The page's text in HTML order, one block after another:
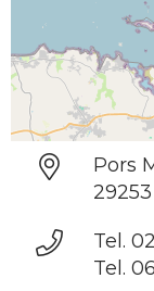
Pors
Tel.
Tel.